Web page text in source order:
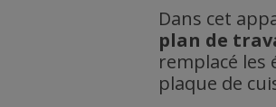
Dans cet
plan de
remplacé les
plaque de